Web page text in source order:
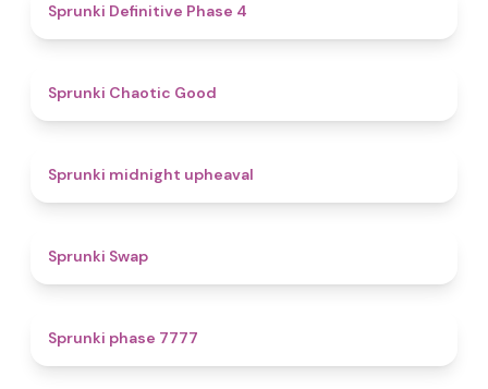
Sprunki Definitive Phase 4
Sprunki Chaotic Good
Sprunki midnight upheaval
Sprunki Swap
Sprunki phase 7777